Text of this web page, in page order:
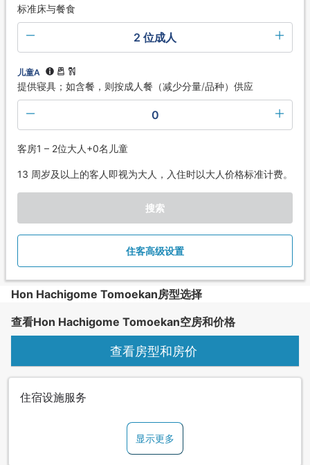
标准床与餐食
2 位成人
儿童A
提供寝具；如含餐，则按成人餐（减少分量/品种）供应
0
客房1 – 2位大人+0名儿童
13 周岁及以上的客人即视为大人，入住时以大人价格标准计费。
搜索
住客高级设置
Hon Hachigome Tomoekan房型选择
查看Hon Hachigome Tomoekan空房和价格
查看房型和房价
住宿设施服务
显示更多